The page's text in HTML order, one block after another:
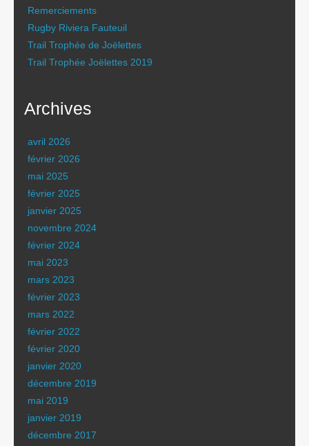
Remerciements
Rugby Riviera Fauteuil
Trail Trophée de Joëlettes
Trail Trophée Joëlettes 2019
Archives
avril 2026
février 2026
mai 2025
février 2025
janvier 2025
novembre 2024
février 2024
mai 2023
mars 2023
février 2023
mars 2022
février 2022
février 2020
janvier 2020
décembre 2019
mai 2019
janvier 2019
décembre 2017